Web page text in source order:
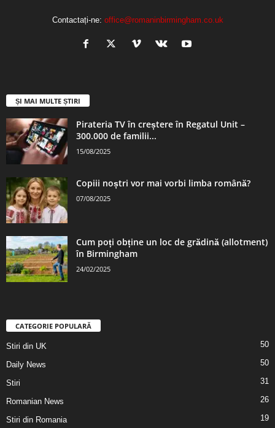
Contactați-ne: office@romaninbirmingham.co.uk
ȘI MAI MULTE ȘTIRI
Pirateria TV în creștere în Regatul Unit –
300.000 de familii...
15/08/2025
Copiii noștri vor mai vorbi limba română?
07/08/2025
Cum poți obține un loc de grădină (allotment)
în Birmingham
24/02/2025
CATEGORIE POPULARĂ
Stiri din UK 50
Daily News 50
Stiri 31
Romanian News 26
Stiri din Romania 19